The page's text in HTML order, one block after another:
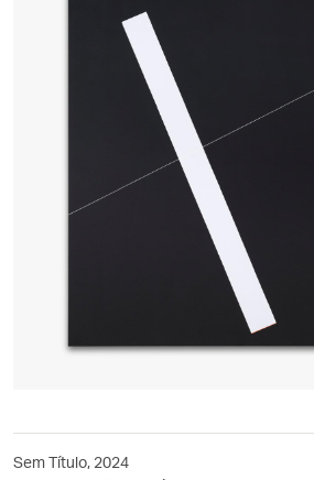
Sem Título, 2024